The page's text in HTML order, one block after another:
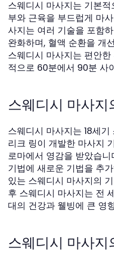
스웨디시 마사지는 기본
부와 근육을 부드럽게 마
사지는 여러 기술을 포함
완화하며, 혈액 순환을 개
스웨디시 마사지는 편안
적으로 60분에서 90분 사
스웨디시 마사지
스웨디시 마사지는 18세
리크 링이 개발한 마사지
로마에서 영감을 받았습
기법에 새로운 기법을 추
있는 스웨디시 마사지의
후 스웨디시 마사지는 전
대의 건강과 웰빙에 큰 영
스웨디시 마사지